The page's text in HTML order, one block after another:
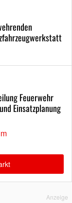
Feuerwehr
Einsatzplanung
Anzeige